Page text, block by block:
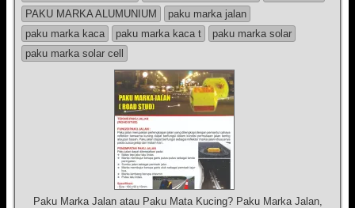
PAKU MARKA ALUMUNIUM
paku marka jalan
paku marka kaca
paku marka kaca t
paku marka solar
paku marka solar cell
Paku Marka Jalan atau Paku Mata Kucing? Paku Marka Jalan,